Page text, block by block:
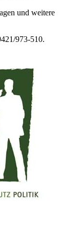
und weitere
973-510.